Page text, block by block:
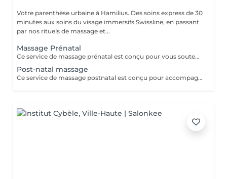
Votre parenthèse urbaine à Hamilius. Des soins express de 30
minutes aux soins du visage immersifs Swissline, en passant
par nos rituels de massage et...
Massage Prénatal
Ce service de massage prénatal est conçu pour vous soutenir en douceur tout au long de la grossesse grâce à des techniques sûres et spécialisées qui soulagent les tensions du dos, des hanches et des jambes, tout en apaisant votre système nerveux. Chaque séance vise à améliorer la circulation, à réduire l'enflure et à favoriser une relaxation profonde afin que vous puissiez mieux dormir et vous sentir plus à l'aise à mesure que votre corps évolue. En utilisant des positions et des coussins adaptés, le massage vous maintient, ainsi que votre bébé, bien soutenus et offre une pause apaisante face au stress quotidien et aux inconforts liés à la grossesse. Principaux avantages : Réduction du stress, de l'anxiété et de la tension musculaire. Aide à soulager les douleurs courantes de la grossesse, telles que les maux de dos, l'inconfort des hanches et les crampes aux jambes. Amélioration de la circulation et du drainage lymphatique. Favorisation d'un meilleur sommeil.
Post-natal massage
Ce service de massage postnatal est conçu pour accompagner en douceur votre corps dans les semaines et les mois qui suivent l'accouchement, grâce à des techniques douces et adaptées qui favorisent votre récupération physique et mentale. Il aide à relâcher les tensions du dos, des épaules, des hanches, du plancher pelvien et des seins, tout en apaisant le système nerveux pour réduire le stress, la fatigue et la sensibilité émotionnelle liées à la nouvelle parentalité. Le massage vise également à améliorer la circulation et le drainage lymphatique, à soutenir la cicatrisation des tissus (y compris après une césarienne) et à favoriser un sommeil plus profond et plus réparateur, tout en vous offrant une pause apaisante et ressourçante pour vous reconnecter à vousmême. Principaux bienfaits : Soutient la récupération physique en soulageant les tensions du dos, des hanches, du plancher pelvien et des seins après l'accouchement. Aide à réduire le stress, la fatigue et la sensibilité émotionnelle liés à la nouvelle parentalité. Améliore la circulation et le drainage lymphatique, ce qui peut favoriser la cicatrisation et réduire les gonflements. Favorise un sommeil plus profond et plus réparateur et crée une pause apaisante de temps pour soi dans votre routine bien remplie de jeune parent.